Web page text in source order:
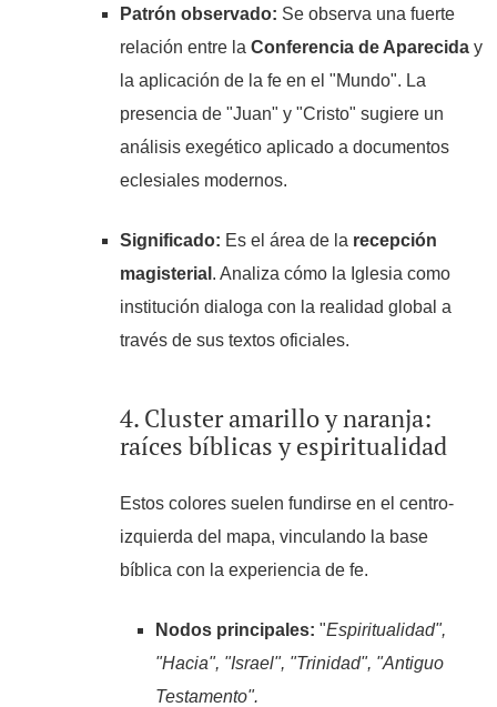
Patrón observado: Se observa una fuerte
relación entre la Conferencia de Aparecida y
la aplicación de la fe en el "Mundo". La
presencia de "Juan" y "Cristo" sugiere un
análisis exegético aplicado a documentos
eclesiales modernos.
Significado: Es el área de la recepción
magisterial . Analiza cómo la Iglesia como
institución dialoga con la realidad global a
través de sus textos oficiales.
4. Cluster amarillo y naranja:
raíces bíblicas y espiritualidad
Estos colores suelen fundirse en el centro-
izquierda del mapa, vinculando la base
bíblica con la experiencia de fe.
Nodos principales: "Espiritualidad",
"Hacia", "Israel", "Trinidad", "Antiguo
Testamento".